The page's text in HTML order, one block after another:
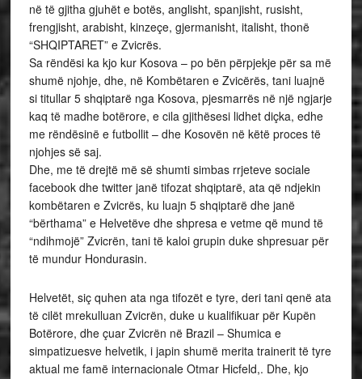
në të gjitha gjuhët e botës, anglisht, spanjisht, rusisht,
frengjisht, arabisht, kinzeçe, gjermanisht, italisht, thonë
“SHQIPTARET” e Zvicrës.
Sa rëndësi ka kjo kur Kosova – po bën përpjekje për sa më
shumë njohje, dhe, në Kombëtaren e Zvicërës, tani luajnë
si titullar 5 shqiptarë nga Kosova, pjesmarrës në një ngjarje
kaq të madhe botërore, e cila gjithësesi lidhet diçka, edhe
me rëndësinë e futbollit – dhe Kosovën në këtë proces të
njohjes së saj.
Dhe, me të drejtë më së shumti simbas rrjeteve sociale
facebook dhe twitter janë tifozat shqiptarë, ata që ndjekin
kombëtaren e Zvicrës, ku luajn 5 shqiptarë dhe janë
“bërthama” e Helvetëve dhe shpresa e vetme që mund të
“ndihmojë” Zvicrën, tani të kaloi grupin duke shpresuar për
të mundur Hondurasin.
Helvetët, siç quhen ata nga tifozët e tyre, deri tani qenë ata
të cilët mrekulluan Zvicrën, duke u kualifikuar për Kupën
Botërore, dhe çuar Zvicrën në Brazil – Shumica e
simpatizuesve helvetik, i japin shumë merita trainerit të tyre
aktual me famë internacionale Otmar Hicfeld,. Dhe, kjo